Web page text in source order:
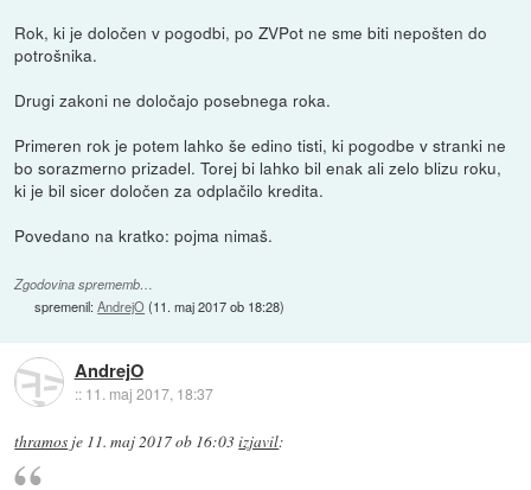
Rok, ki je določen v pogodbi, po ZVPot ne sme biti nepošten do
potrošnika.
Drugi zakoni ne določajo posebnega roka.
Primeren rok je potem lahko še edino tisti, ki pogodbe v stranki ne
bo sorazmerno prizadel. Torej bi lahko bil enak ali zelo blizu roku,
ki je bil sicer določen za odplačilo kredita.
Povedano na kratko: pojma nimaš.
Zgodovina sprememb…
spremenil:AndrejO(11. maj 2017 ob 18:28)
AndrejO
:: 11. maj 2017, 18:37
thramos je 11. maj 2017 ob 16:03izjavil: